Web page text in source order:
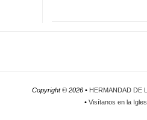
Copyright ©2026 • HERMANDAD DE
•Visítanos en la